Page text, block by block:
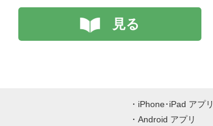
見る
iPhone･iPad アプリ
Android アプリ